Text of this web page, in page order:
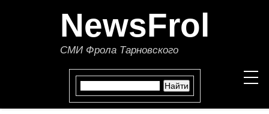
NewsFrol
СМИ Фрола Тарновского